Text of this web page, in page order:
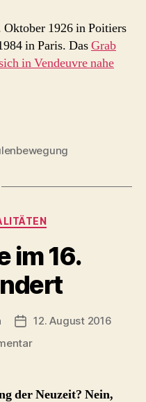
1926 in Poitiers
in Paris. DasGrab
in Vendeuvre nahe
im 16.
Beitragsdatum
12. August 2016
zu
16.
der Neuzeit? Nein,